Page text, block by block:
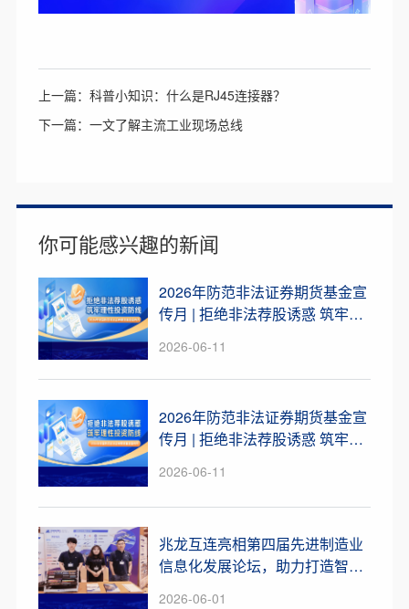
上一篇：科普小知识：什么是RJ45连接器？
下一篇：一文了解主流工业现场总线
你可能感兴趣的新闻
2026年防范非法证券期货基金宣
传月 | 拒绝非法荐股诱惑 筑牢理
2026-06-11
2026年防范非法证券期货基金宣
传月 | 拒绝非法荐股诱惑 筑牢理
2026-06-11
兆龙互连亮相第四届先进制造业
信息化发展论坛，助力打造智算
2026-06-01